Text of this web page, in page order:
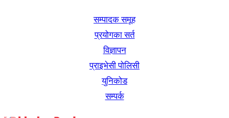
सम्पादक समूह
प्रयोगका सर्त
विज्ञापन
प्राइभेसी पोलिसी
युनिकोड
सम्पर्क